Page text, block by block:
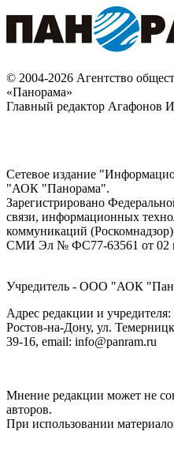
© 2004-2026 Агентство
«Панорама»
Главный редактор Агафонов
Сетевое издание
"АОК "Панорама".
Зарегистрировано
связи, информационных
коммуникаций
СМИ Эл № ФС77-63561 от 02
Учредитель - ООО "АОК
Адрес редакции и учредителя:
Ростов-на-Дону, ул.
39-16, email: info@panram.ru
Мнение редакции может не
авторов.
При использовании